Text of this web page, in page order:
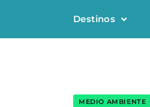
Destinos
MEDIO AMBIENTE